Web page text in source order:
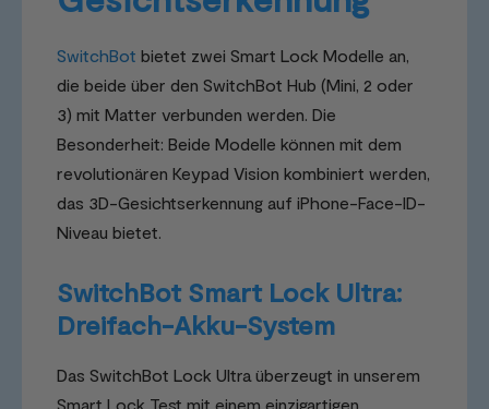
SwitchBot bietet zwei Smart Lock Modelle an,
die beide über den SwitchBot Hub (Mini, 2 oder
3) mit Matter verbunden werden. Die
Besonderheit: Beide Modelle können mit dem
revolutionären Keypad Vision kombiniert werden,
das 3D-Gesichtserkennung auf iPhone-Face-ID-
Niveau bietet.
SwitchBot Smart Lock Ultra:
Dreifach-Akku-System
Das SwitchBot Lock Ultra überzeugt in unserem
Smart Lock Test mit einem einzigartigen